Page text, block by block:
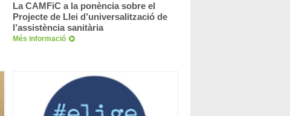
La CAMFiC a la ponència sobre el
Projecte de Llei d’universalització de
l’assistència sanitària
Més informació